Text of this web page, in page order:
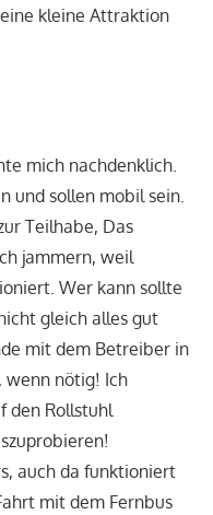
kleine Attraktion
mich nachdenklich.
und sollen mobil sein.
Teilhabe, Das
jammern, weil
Wer kann sollte
gleich alles gut
mit dem Betreiber in
nötig! Ich
den Rollstuhl
auch da funktioniert
mit dem Fernbus